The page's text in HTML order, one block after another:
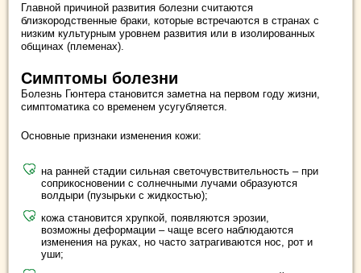
Главной причиной развития болезни считаются
близкородственные браки, которые встречаются в странах с
низким культурным уровнем развития или в изолированных
общинах (племенах).
Симптомы болезни
Болезнь Гюнтера становится заметна на первом году жизни,
симптоматика со временем усугубляется.
Основные признаки изменения кожи:
на ранней стадии сильная светочувствительность – при
соприкосновении с солнечными лучами образуются
волдыри (пузырьки с жидкостью);
кожа становится хрупкой, появляются эрозии,
возможны деформации – чаще всего наблюдаются
изменения на руках, но часто затрагиваются нос, рот и
уши;